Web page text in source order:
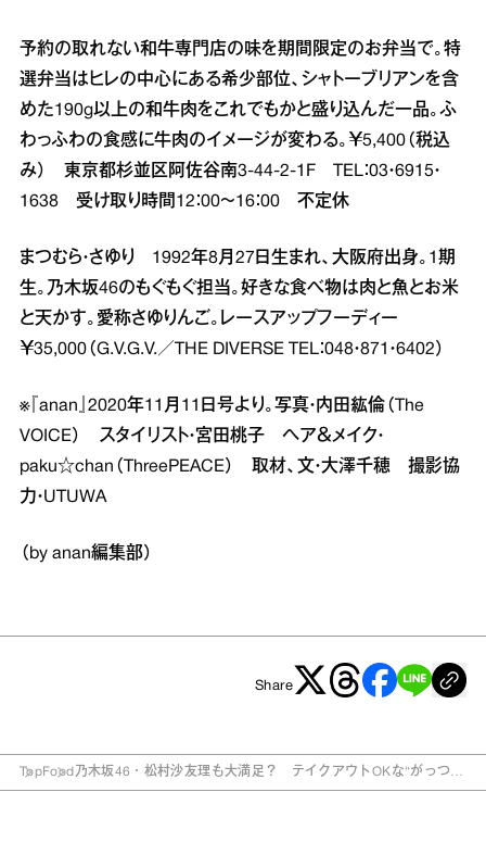
予約の取れない和牛専門店の味を期間限定のお弁当で。特
選弁当はヒレの中心にある希少部位、シャトーブリアンを含
めた190g以上の和牛肉をこれでもかと盛り込んだ一品。ふ
わっふわの食感に牛肉のイメージが変わる。￥5,400（税込
み） 東京都杉並区阿佐谷南3‐44‐2‐1F TEL：03・6915・
1638 受け取り時間12：00～16：00 不定休
まつむら・さゆり 1992年8月27日生まれ、大阪府出身。1期
生。乃木坂46のもぐもぐ担当。好きな食べ物は肉と魚とお米
と天かす。愛称さゆりんご。レースアップフーディー
￥35,000（G.V.G.V.／THE DIVERSE TEL：048・871・6402）
※『anan』2020年11月11日号より。写真・内田紘倫（The
VOICE） スタイリスト・宮田桃子 ヘア＆メイク・
paku☆chan（ThreePEACE） 取材、文・大澤千穂 撮影協
力・UTUWA
（by anan編集部）
Share
TopFood 乃木坂46・松村沙友理も大満足？ テイクアウトOKな“がっつり